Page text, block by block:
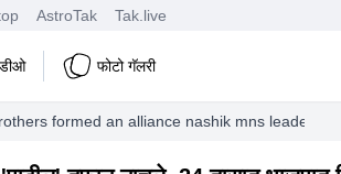
AstroTak Tak.live
फोटो गॅलरी
formed an alliance nashik mns leader